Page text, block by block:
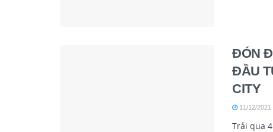
ĐÓN
ĐẦU
CITY
11/12/2021
Trải qua